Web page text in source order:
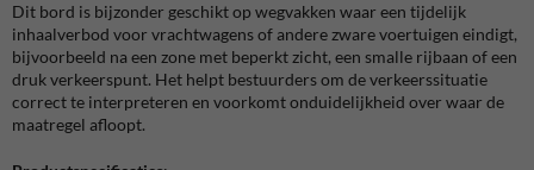
Dit bord is bijzonder geschikt op wegvakken waar een tijdelijk
inhaalverbod voor vrachtwagens of andere zware voertuigen eindigt,
bijvoorbeeld na een zone met beperkt zicht, een smalle rijbaan of een
druk verkeerspunt. Het helpt bestuurders om de verkeerssituatie
correct te interpreteren en voorkomt onduidelijkheid over waar de
maatregel afloopt.